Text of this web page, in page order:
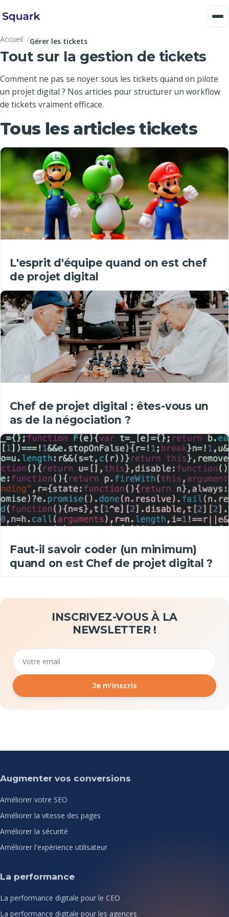
Accueil Gérer les tickets
Tout sur la gestion de tickets
Comment ne pas se noyer sous les tickets quand on pilote
un projet digital ? Nos articles pour structurer un workflow
de tickets vraiment efficace.
Tous les articles tickets
L'esprit d'équipe quand on est chef
de projet digital
Chef de projet digital : êtes-vous un
as de la négociation ?
Faut-il savoir coder (un minimum)
quand on est Chef de projet digital ?
INSCRIVEZ-VOUS À LA
NEWSLETTER !
Email
Je m'inscris
Augmenter vos conversions
Améliorer votre SEO
Améliorer la vitesse des pages
Améliorer la sécurité
Améliorer l'expérience utilisateur
La performance
La performance digitale pour le CEO
La performance digitale pour les agences